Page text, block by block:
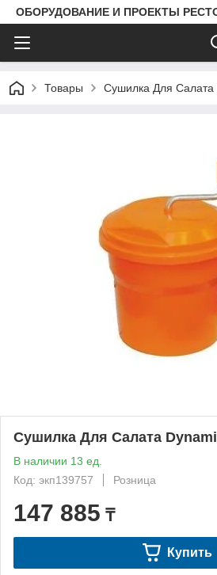
ОБОРУДОВАНИЕ И ПРОЕКТЫ
Товары Сушилка Для Салата
Сушилка Для Салата
В наличии 13 ед.
Код: экп139757
Розница
147 885 ₸
Купить